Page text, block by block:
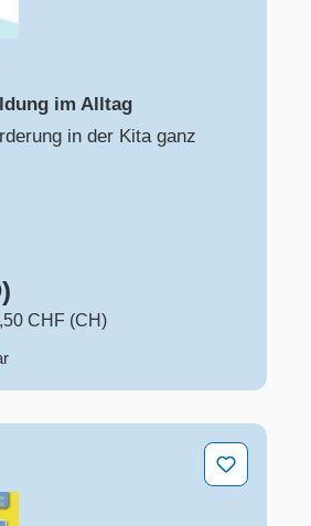
im Alltag
in der Kita ganz
CHF (CH)
zur Sprachförderung